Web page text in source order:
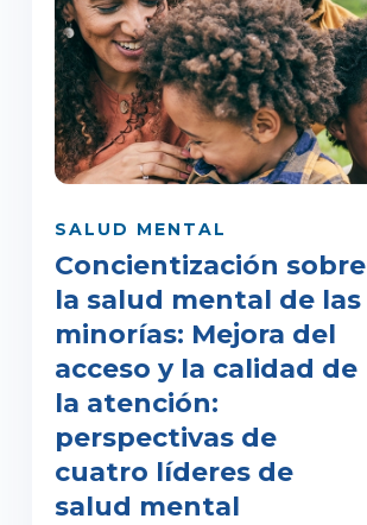
SALUD MENTAL
Concientización sobre
la salud mental de las
minorías: Mejora del
acceso y la calidad de
la atención:
perspectivas de
cuatro líderes de
salud mental